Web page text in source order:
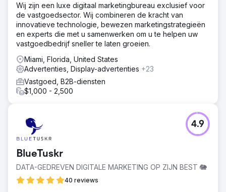
Wij zijn een luxe digitaal marketingbureau exclusief voor
de vastgoedsector. Wij combineren de kracht van
innovatieve technologie, bewezen marketingstrategieën
en experts die met u samenwerken om u te helpen uw
vastgoedbedrijf sneller te laten groeien.
Miami, Florida, United States
Advertenties, Display-advertenties +23
Vastgoed, B2B-diensten
$1,000 - 2,500
BlueTuskr
DATA-GEDREVEN DIGITALE MARKETING OP ZIJN BEST 🐘
40 reviews
4.9